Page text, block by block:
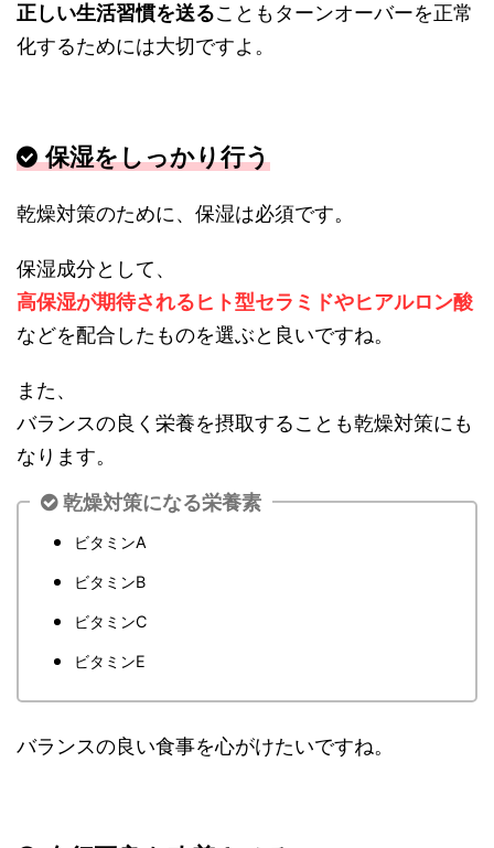
正しい生活習慣を送ることもターンオーバーを正常
化するためには大切ですよ。
保湿をしっかり行う
乾燥対策のために、保湿は必須です。
保湿成分として、
高保湿が期待されるヒト型セラミドやヒアルロン酸
などを配合したものを選ぶと良いですね。
また、
バランスの良く栄養を摂取することも乾燥対策にも
なります。
乾燥対策になる栄養素
ビタミンA
ビタミンB
ビタミンC
ビタミンE
バランスの良い食事を心がけたいですね。